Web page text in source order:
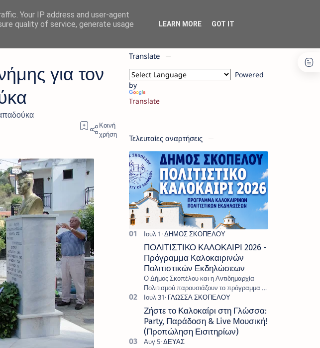
για τον
Translate
Powered
by
Translate
Τελευταίες αναρτήσεις
ΠΟΛΙΤΙΣΤΙΚΟ ΚΑΛΟΚΑΙΡΙ 2026 -
Πρόγραμμα Καλοκαιρινών
Πολιτιστικών Εκδηλώσεων
Ο Δήμος Σκοπέλου και η Αντιδημαρχία
Πολιτισμού παρουσιάζουν το πρόγραμμα «
Πολιτιστικό Καλοκαίρι 2026 », ένα πλούσιο
και πολυσυλλεκτικό πρόγραμμα εκδ…
Ζήστε το Καλοκαίρι στη Γλώσσα:
Party, Παράδοση & Live Μουσική!
(Προπώληση Εισιτηρίων)
Your IP address and user-agent
quality of service, generate usage
LEARN MORE GOT IT